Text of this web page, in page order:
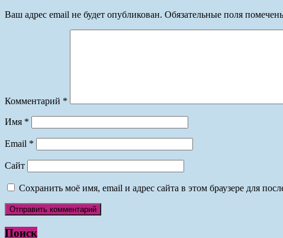
Ваш адрес email не будет опубликован. Обязательные поля
Комментарий *
Имя *
Email *
Сайт
Сохранить моё имя, email и адрес сайта в этом браузере для
Поиск